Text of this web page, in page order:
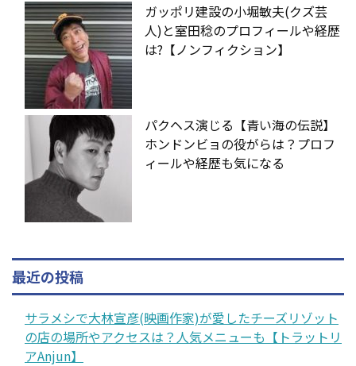
ガッポリ建設の小堀敏夫(クズ芸
人)と室田稔のプロフィールや経歴
は?【ノンフィクション】
パクヘス演じる【青い海の伝説】
ホンドンビョの役がらは？プロフ
ィールや経歴も気になる
最近の投稿
サラメシで大林宣彦(映画作家)が愛したチーズリゾット
の店の場所やアクセスは？人気メニューも【トラットリ
アAnjun】